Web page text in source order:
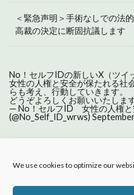
We use cookies to optimize our
＜緊急声明＞手術なしでの法
高裁の決定に断固抗議します
No！セルフIDの新しいX（ツイ
女性の人権と安全が保たれる社
らも考え、行動していきます。
どうぞよろしくお願いいたします
— No！セルフID 女性の人権と
(@No_Self_ID_wrws)